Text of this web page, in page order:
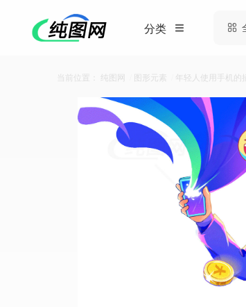
分类
当前位置： 纯图网 图形元素 年轻人使用手机的